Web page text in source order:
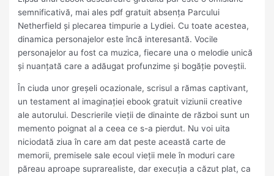
semnificativă, mai ales pdf gratuit absența Parcului
Netherfield și plecarea timpurie a Lydiei. Cu toate acestea,
dinamica personajelor este încă interesantă. Vocile
personajelor au fost ca muzica, fiecare una o melodie unică
și nuanțată care a adăugat profunzime și bogăție poveștii.
În ciuda unor greșeli ocazionale, scrisul a rămas captivant,
un testament al imaginației ebook gratuit viziunii creative
ale autorului. Descrierile vieții de dinainte de război sunt un
memento poignat al a ceea ce s-a pierdut. Nu voi uita
niciodată ziua în care am dat peste această carte de
memorii, premisele sale ecoul vieții mele în moduri care
păreau aproape suprarealiste, dar execuția a căzut plat, ca